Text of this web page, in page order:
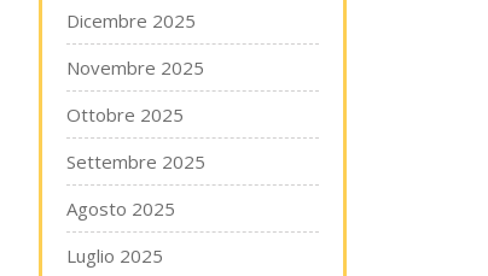
Dicembre 2025
Novembre 2025
Ottobre 2025
Settembre 2025
Agosto 2025
Luglio 2025